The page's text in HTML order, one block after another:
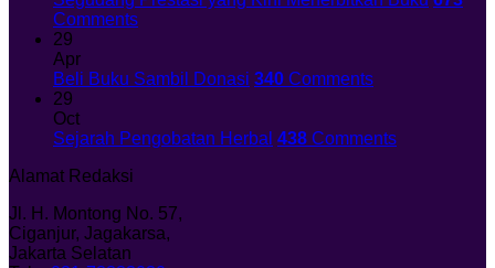
Comments
29
Apr
Beli Buku Sambil Donasi 340 Comments
29
Oct
Sejarah Pengobatan Herbal 438 Comments
Alamat Redaksi
Jl. H. Montong No. 57,
Ciganjur, Jagakarsa,
Jakarta Selatan